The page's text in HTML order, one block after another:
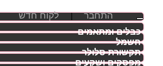
התחבר לקוח חדש
כבלים ומתאמים
חשמל
תקשורת סלולר
מפסקים ושקעים